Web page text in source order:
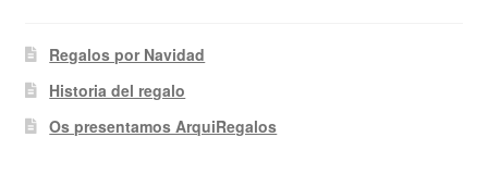
Regalos por Navidad
Historia del regalo
Os presentamos ArquiRegalos